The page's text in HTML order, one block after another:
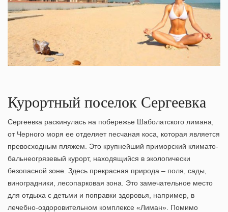
Курортный поселок Сергеевка
Сергеевка раскинулась на побережье Шаболатского лимана,
от Черного моря ее отделяет песчаная коса, которая является
превосходным пляжем. Это крупнейший приморский климато-
бальнеогрязевый курорт, находящийся в экологически
безопасной зоне. Здесь прекрасная природа – поля, сады,
виноградники, лесопарковая зона. Это замечательное место
для отдыха с детьми и поправки здоровья, например, в
лечебно-оздоровительном комплексе «Лиман». Помимо